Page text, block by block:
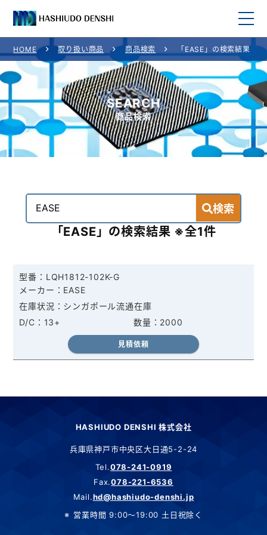
HOME
取り扱い商品
取り扱いメーカー
ご利用案内
お問い合わせ
HOME 取り扱い商品 商品検索 「EASE」の検索結果
SEARCH
商品検索
検索
「EASE」の検索結果 ※全1件
LQH1812-102K-G
EASE
2000
シンガポール流通在庫
13+
見積依頼
HASHIUDO DENSHI 株式会社
兵庫県神戸市中央区大日通5-2-24
Tel.078-241-0919
Fax.078-221-6536
Mail.hd@hashiudo-denshi.jp
営業時間 9:00～19:00 土日祝除く